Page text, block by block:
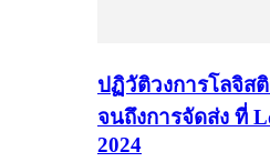
ปฏิวัติวงการโลจิส
จนถึงการจัดส่ง ที่
2024